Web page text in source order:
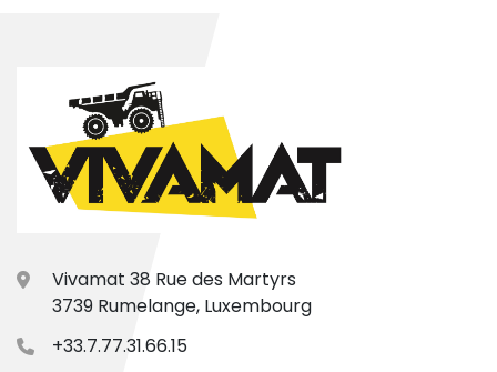
Vivamat 38 Rue des Martyrs
3739 Rumelange, Luxembourg
+33.7.77.31.66.15